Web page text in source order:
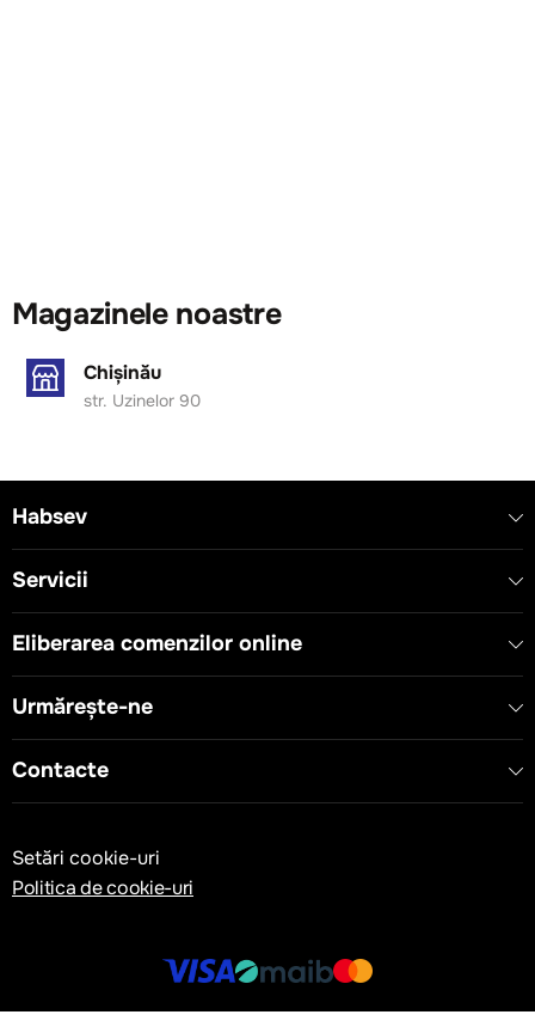
Magazinele noastre
Chișinău
str. Uzinelor 90
Habsev
Servicii
Eliberarea comenzilor online
Urmărește-ne
Contacte
Setări cookie-uri
Politica de cookie-uri